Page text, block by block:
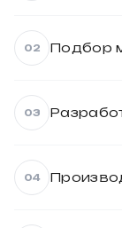
02 Подбор
03
04